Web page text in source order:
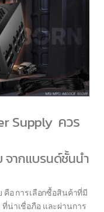
Supply ควร
จากแบรนด์ชั้นนำ
คือ การเลือกซื้อสินค้าที่มี
น่าเชื่อภือ และผ่านการ